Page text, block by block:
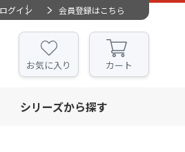
ログイン 会員登録はこちら
お気に入り カート
シリーズから探す